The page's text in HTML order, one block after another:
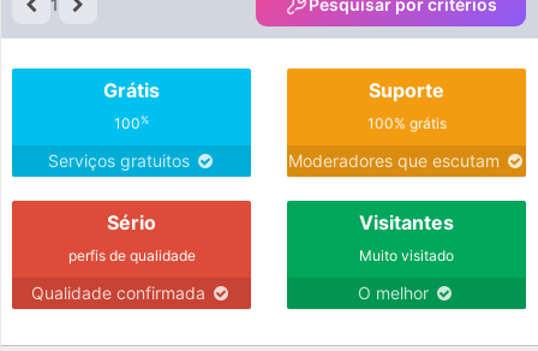
1 Pesquisar por critérios
Grátis
100%
Serviços gratuitos
Suporte
100% grátis
Moderadores que escutam
Sério
perfis de qualidade
Qualidade confirmada
Visitantes
Muito visitado
O melhor